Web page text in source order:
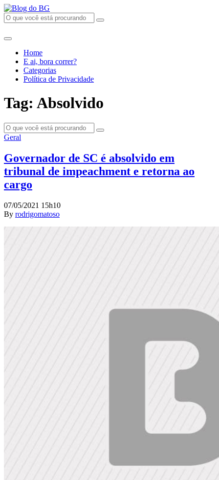
Home
E ai, bora correr?
Categorias
Política de Privacidade
Tag: Absolvido
Geral
Governador de SC é absolvido em
tribunal de impeachment e retorna ao
cargo
07/05/2021 15h10
By rodrigomatoso